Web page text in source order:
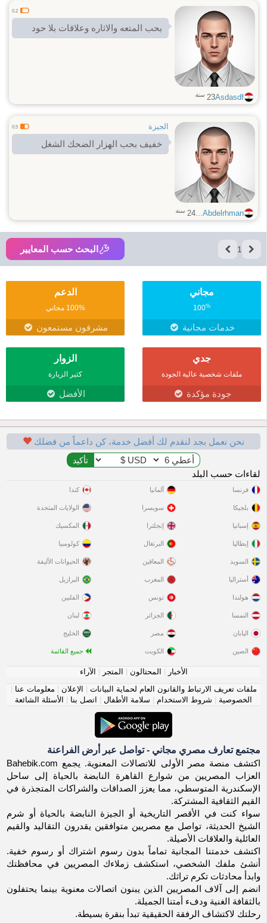
0.2
بحب المتعه والاثاره وعلاقات بلا حود
Asdasdf
23 سنة
الجيزة 0.5
خفيف بحب الهزار الضحك الشغل
Abdelrhman...
24 سنة
1 البحث حسب المعايير
مجاني
100%
خدمات مجانية
الدعم
100% مجاني
مشرفون مستمعون
جدي
ملفات شخصية عالية الجودة
جودة مؤكدة
الزوار
كثير الزيارة
الأفضل
نحن نعمل بجد لنقدم لك أفضل خدمة، كن داعماً من فضلك
لقاءات حسب البلد
فرنسا
بلجيكا
إسبانيا
إيطاليا
السويد
ألمانيا
سويسرا
إنجلترا
البرتغال
المعاقين
كندا
الولايات المتحدة
المكسيك
كولومبيا
الحيوانات الأليفة
أستراليا
هولندا
النمسا
اليابان
الصين
المغرب
تونس
الجزائر
مصر
الكويت
البرازيل
الفلبين
لبنان
الخليج
جميع القائمة
الأخبار المحتالون المتجر
الآراء
ملفات تعريف الارتباط والقانون العام لحماية البيانات
الإعلان معلومات عنا
الخصوصية
شروط الاستخدام سلامة الأطفال اتصل بنا الأسئلة الشائعة
مجتمع تعارف مصري مجاني - تواصل عبر أرض الفراعنة
اكتشف منصة مصر الأولى للاتصالات المعنوية. يجمع Bahebik.com
العزاب المصريين من شوارع القاهرة النابضة بالحياة إلى ساحل
الإسكندرية المتوسطي، مما يعزز الصداقات والشراكات المتجذرة في
القيم الثقافية المشتركة.
سواء كنت في الأقصر التاريخية أو الجيزة النابضة بالحياة أو شرم
الشيخ الحديثة، تواصل مع مصريين متوافقين يقدرون التقاليد والقيم
العائلية والعلاقات الأصيلة.
اكتشف خدمتنا المجانية تماماً بدون رسوم اشتراك أو رسوم خفية.
أنشئ ملفك الشخصي، استكشف زملاءك المصريين في محافظتك
وابدأ محادثات تكرم تراثك.
انضم إلى آلاف المصريين الذين يبنون اتصالات معنوية بينما يحتفلون
بالثقافة الغنية ودفء أمتنا الجميلة.
رحلتك لاكتشاف الرفقة الحقيقية تبدأ بنقرة بسيطة.